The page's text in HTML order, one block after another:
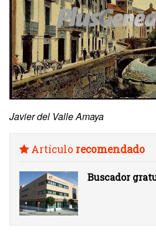
Javier del Valle Amaya
Artículo recomendado
Buscador